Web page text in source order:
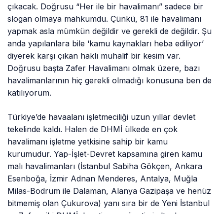
çıkacak. Doğrusu “Her ile bir havalimanı” sadece bir
slogan olmaya mahkumdu. Çünkü, 81 ile havalimanı
yapmak asla mümkün değildir ve gerekli de değildir. Şu
anda yapılanlara bile ‘kamu kaynakları heba ediliyor’
diyerek karşı çıkan haklı muhalif bir kesim var.
Doğrusu başta Zafer Havalimanı olmak üzere, bazı
havalimanlarının hiç gerekli olmadığı konusuna ben de
katılıyorum.
Türkiye’de havaalanı işletmeciliği uzun yıllar devlet
tekelinde kaldı. Halen de DHMİ ülkede en çok
havalimanı işletme yetkisine sahip bir kamu
kurumudur. Yap-İşlet-Devret kapsamına giren kamu
malı havalimanları (İstanbul Sabiha Gökçen, Ankara
Esenboğa, İzmir Adnan Menderes, Antalya, Muğla
Milas-Bodrum ile Dalaman, Alanya Gazipaşa ve henüz
bitmemiş olan Çukurova) yanı sıra bir de Yeni İstanbul